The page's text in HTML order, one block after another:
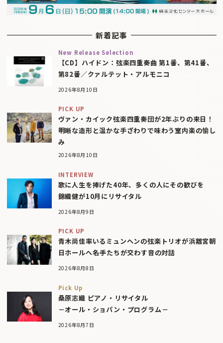
新着記事
New Release Selection
【CD】ハイドン：弦楽四重奏曲 第1番、第41番、
第82番／クァルテット・アルモニコ
2026年8月10日
PICK UP
ヴァン・カイック弦楽四重奏団が2年ぶりの来日！
明晰な造形と温かな手ざわりで味わう室内楽の愉し
み
2026年8月10日
INTERVIEW
歌に人生を捧げた40年、多くの人にその歓びを
錦織健が10月にリサイタル
2026年8月9日
PICK UP
青木尚佳率いるミュンヘンの弦楽トリオが浜離宮朝
日ホールへ――名手たちが交わす音の対話
2026年8月8日
Pick Up
桑原志織 ピアノ・リサイタル
－オール・ショパン・プログラム－
2026年8月7日